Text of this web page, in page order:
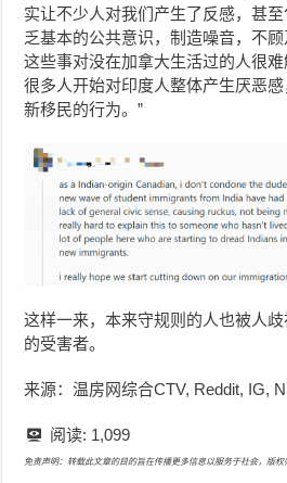
实让不少人对我们产生了反感，甚
乏基本的公共意识，制造噪音，不顾
这些事对没在加拿大生活过的人很
很多人开始对印度人整体产生厌恶
新移民的行为。”
这样一来，本来守规则的人也被人
的受害者。
来源：温房网综合CTV, Reddit, IG,
阅读: 1,099
免责声明：转载此文章的目的旨在传播更多信息以服务于社会，版权